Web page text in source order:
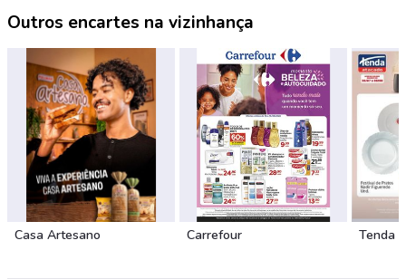
Outros encartes na vizinhança
Casa Artesano Carrefour Tenda